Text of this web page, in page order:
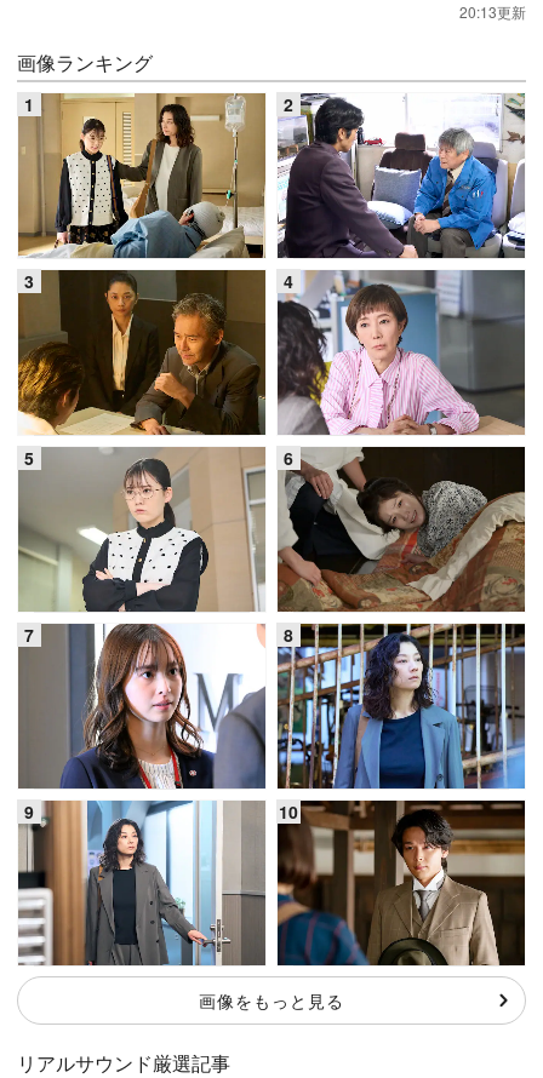
20:13更新
画像ランキング
画像をもっと見る
リアルサウンド厳選記事